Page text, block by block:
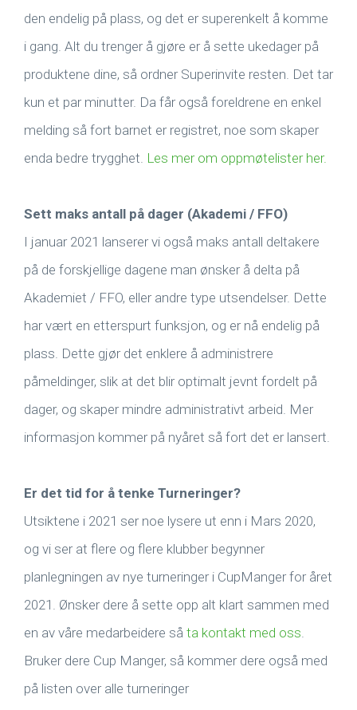
den endelig på plass, og det er superenkelt å komme
i gang. Alt du trenger å gjøre er å sette ukedager på
produktene dine, så ordner Superinvite resten. Det tar
kun et par minutter. Da får også foreldrene en enkel
melding så fort barnet er registret, noe som skaper
enda bedre trygghet. Les mer om oppmøtelister her.
Sett maks antall på dager (Akademi / FFO)
I januar 2021 lanserer vi også maks antall deltakere
på de forskjellige dagene man ønsker å delta på
Akademiet / FFO, eller andre type utsendelser. Dette
har vært en etterspurt funksjon, og er nå endelig på
plass. Dette gjør det enklere å administrere
påmeldinger, slik at det blir optimalt jevnt fordelt på
dager, og skaper mindre administrativt arbeid. Mer
informasjon kommer på nyåret så fort det er lansert.
Er det tid for å tenke Turneringer?
Utsiktene i 2021 ser noe lysere ut enn i Mars 2020,
og vi ser at flere og flere klubber begynner
planlegningen av nye turneringer i CupManger for året
2021. Ønsker dere å sette opp alt klart sammen med
en av våre medarbeidere så ta kontakt med oss.
Bruker dere Cup Manger, så kommer dere også med
på listen over alle turneringer